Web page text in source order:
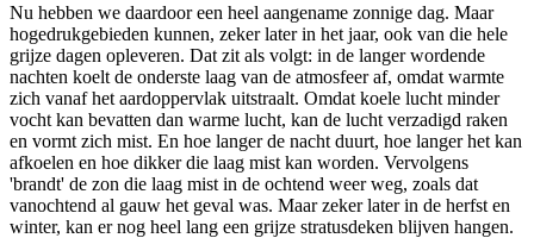
Nu hebben we daardoor een heel aangename zonnige dag. Maar
hogedrukgebieden kunnen, zeker later in het jaar, ook van die hele
grijze dagen opleveren. Dat zit als volgt: in de langer wordende
nachten koelt de onderste laag van de atmosfeer af, omdat warmte
zich vanaf het aardoppervlak uitstraalt. Omdat koele lucht minder
vocht kan bevatten dan warme lucht, kan de lucht verzadigd raken
en vormt zich mist. En hoe langer de nacht duurt, hoe langer het kan
afkoelen en hoe dikker die laag mist kan worden. Vervolgens
'brandt' de zon die laag mist in de ochtend weer weg, zoals dat
vanochtend al gauw het geval was. Maar zeker later in de herfst en
winter, kan er nog heel lang een grijze stratusdeken blijven hangen.